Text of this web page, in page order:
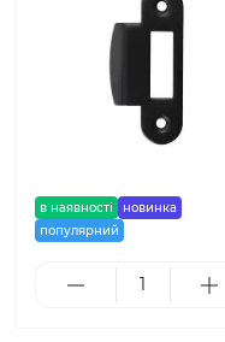
в наявності
новинка
популярний